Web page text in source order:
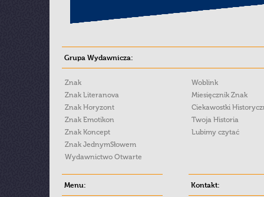
Grupa Wydawnicza:
Znak
Znak Literanova
Znak Horyzont
Znak Emotikon
Znak Koncept
Znak JednymSłowem
Wydawnictwo Otwarte
Woblink
Miesięcznik Znak
Ciekawostki
Twoja Historia
Lubimy czytać
Menu: Kontakt: